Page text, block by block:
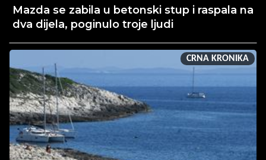
Mazda se zabila u betonski stup i raspala na
dva dijela, poginulo troje ljudi
CRNA KRONIKA